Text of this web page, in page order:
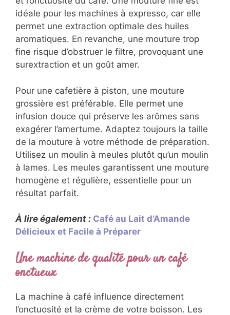
idéale pour les machines à expresso, car elle
permet une extraction optimale des huiles
aromatiques. En revanche, une mouture trop
fine risque d’obstruer le filtre, provoquant une
surextraction et un goût amer.
Pour une cafetière à piston, une mouture
grossière est préférable. Elle permet une
infusion douce qui préserve les arômes sans
exagérer l’amertume. Adaptez toujours la taille
de la mouture à votre méthode de préparation.
Utilisez un moulin à meules plutôt qu’un moulin
à lames. Les meules garantissent une mouture
homogène et régulière, essentielle pour un
résultat parfait.
À lire également : Café au Lait d’Amande
Délicieux et Facile à Préparer
Une machine de qualité pour un café
onctueux
La machine à café influence directement
l’onctuosité et la crème de votre boisson. Les